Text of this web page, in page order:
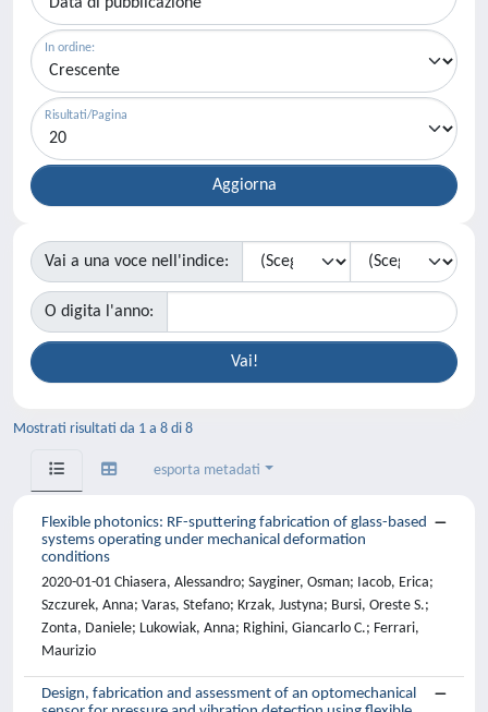
In ordine:
Risultati/Pagina
Vai a una voce nell'indice:
O digita l'anno:
Mostrati risultati da 1 a 8 di 8
esporta metadati
Flexible photonics: RF-sputtering fabrication of glass-based
systems operating under mechanical deformation
conditions
2020-01-01 Chiasera, Alessandro; Sayginer, Osman; Iacob, Erica;
Szczurek, Anna; Varas, Stefano; Krzak, Justyna; Bursi, Oreste S.;
Zonta, Daniele; Lukowiak, Anna; Righini, Giancarlo C.; Ferrari,
Maurizio
Design, fabrication and assessment of an optomechanical